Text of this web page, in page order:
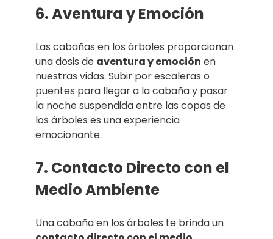
6. Aventura y Emoción
Las cabañas en los árboles proporcionan
una dosis de aventura y emoción en
nuestras vidas. Subir por escaleras o
puentes para llegar a la cabaña y pasar
la noche suspendida entre las copas de
los árboles es una experiencia
emocionante.
7. Contacto Directo con el
Medio Ambiente
Una cabaña en los árboles te brinda un